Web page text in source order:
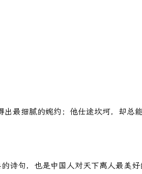
最细腻的婉约；他仕途坎坷，却
诗句，也是中国人对天下离人最美好